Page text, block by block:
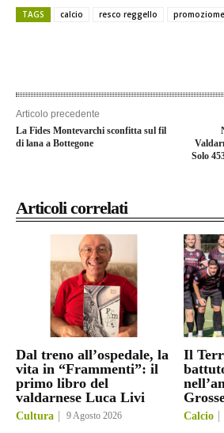
TAGS calcio resco reggello promoziome
Articolo precedente
La Fides Montevarchi sconfitta sul fil
di lana a Bottegone
Solo
Articoli correlati
Dal treno all’ospedale, la
vita in “Frammenti”: il
primo libro del
valdarnese Luca Livi
Cultura 9 Agosto 2026
Il
Calcio